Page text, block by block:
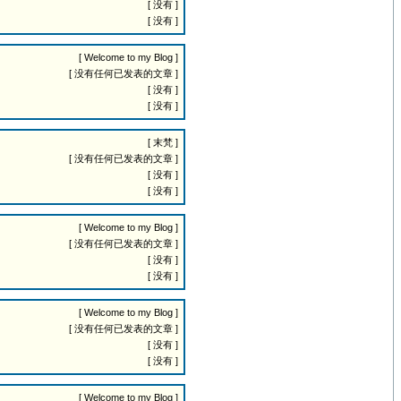
[ 没有 ]
[ 没有 ]
[ Welcome to my Blog ]
[ 没有任何已发表的文章 ]
[ 没有 ]
[ 没有 ]
[ 末梵 ]
[ 没有任何已发表的文章 ]
[ 没有 ]
[ 没有 ]
[ Welcome to my Blog ]
[ 没有任何已发表的文章 ]
[ 没有 ]
[ 没有 ]
[ Welcome to my Blog ]
[ 没有任何已发表的文章 ]
[ 没有 ]
[ 没有 ]
[ Welcome to my Blog ]